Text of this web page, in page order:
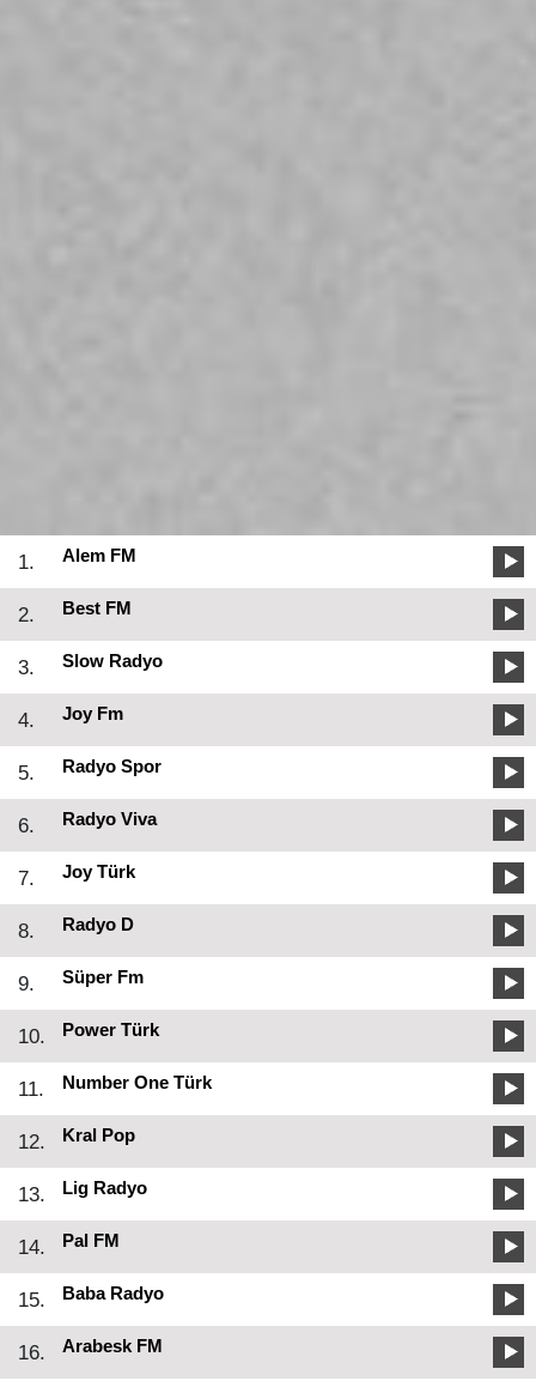
1. Alem FM
2. Best FM
3. Slow Radyo
4. Joy Fm
5. Radyo Spor
6. Radyo Viva
7. Joy Türk
8. Radyo D
9. Süper Fm
10. Power Türk
11. Number One Türk
12. Kral Pop
13. Lig Radyo
14. Pal FM
15. Baba Radyo
16. Arabesk FM